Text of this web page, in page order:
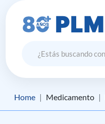
Home Medicamento